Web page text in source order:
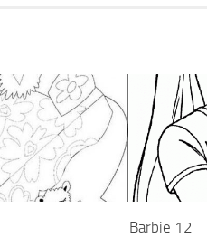
Barbie 12